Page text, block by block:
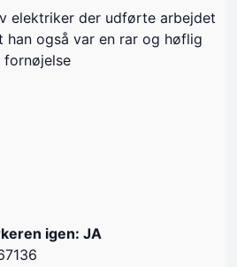
elektriker der udførte arbejdet
han også var en rar og høflig
igen: JA